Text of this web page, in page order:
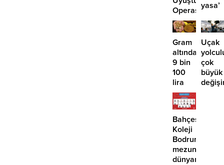
Operasyonu:
29
Tutuklama
yasa’
teklifi
Gram
altında
9 bin
100
lira
öngörüsü:
Yükseliş
için o
tarihe
işaret
edildi
Uçak
çok
büyük
Bahçeşehir
Koleji
Bodrum
mezunlarına
dünyanın